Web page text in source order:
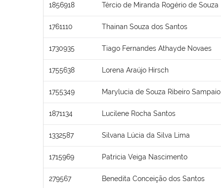
1856918 Tércio de Miranda Rogério de Souza
1761110 Thainan Souza dos Santos
1730935 Tiago Fernandes Athayde Novaes
1755638 Lorena Araújo Hirsch
1755349 Marylucia de Souza Ribeiro Sampaio
1871134 Lucilene Rocha Santos
1332587 Silvana Lúcia da Silva Lima
1715969 Patricia Veiga Nascimento
279567 Benedita Conceição dos Santos